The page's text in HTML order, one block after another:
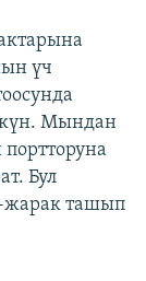
үч
Мындан
Бул
жарак ташып